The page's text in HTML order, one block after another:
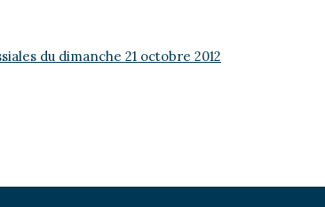
du dimanche 21 octobre 2012